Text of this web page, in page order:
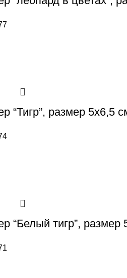
“Тигр”, размер 5х6,5
“Белый тигр”, размер